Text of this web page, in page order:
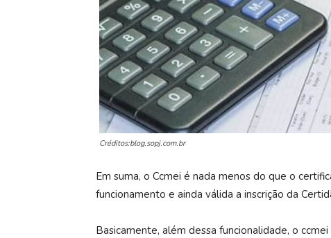
Créditos:blog.sopj.com.br
Em suma, o Ccmei é nada menos do que o
funcionamento e ainda válida a inscrição da
Basicamente, além dessa funcionalidade, o